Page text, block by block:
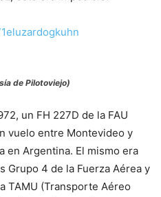
de Pilotoviejo)
un FH 227D de la FAU
vuelo entre Montevideo y
en Argentina. El mismo era
Grupo 4 de la Fuerza Aérea y
TAMU (Transporte Aéreo